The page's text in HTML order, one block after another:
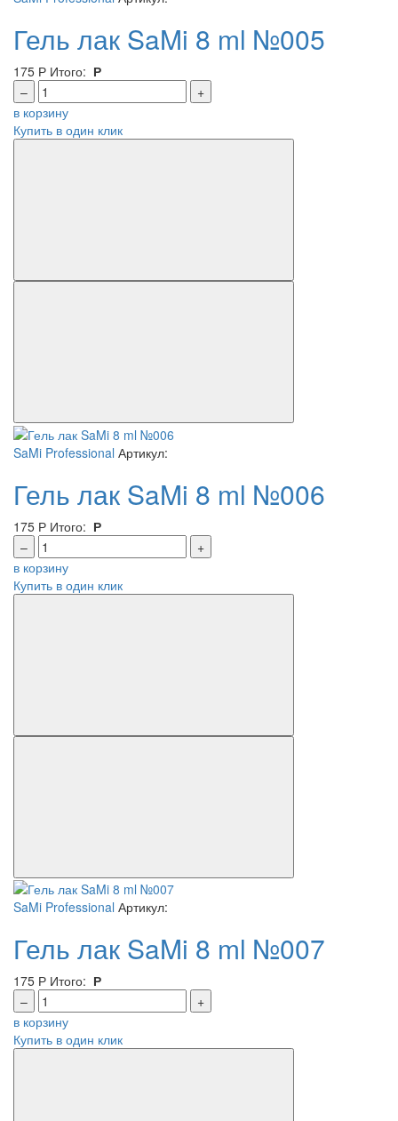
Гель лак SaMi 8 ml №005
175 Р Итого: Р
–
+
в корзину
Купить в один клик
SaMi Professional Артикул:
Гель лак SaMi 8 ml №006
175 Р Итого: Р
–
+
в корзину
Купить в один клик
SaMi Professional Артикул:
Гель лак SaMi 8 ml №007
175 Р Итого: Р
–
+
в корзину
Купить в один клик